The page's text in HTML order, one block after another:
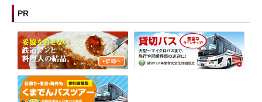
PR